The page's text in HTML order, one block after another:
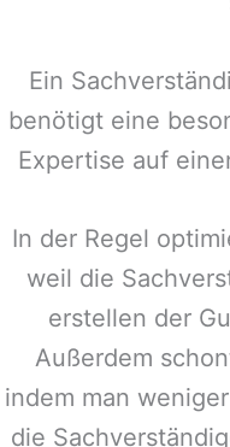
Ein
benötigt eine
Expertise auf
In der Regel
weil die
erstellen der
Außerdem
indem man
die